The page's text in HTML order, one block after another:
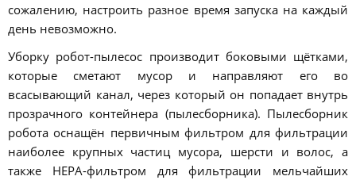
сожалению, настроить разное время запуска на каждый
день невозможно.
Уборку робот-пылесос производит боковыми щётками,
которые сметают мусор и направляют его во
всасывающий канал, через который он попадает внутрь
прозрачного контейнера (пылесборника). Пылесборник
робота оснащён первичным фильтром для фильтрации
наиболее крупных частиц мусора, шерсти и волос, а
также HEPA-фильтром для фильтрации мельчайших